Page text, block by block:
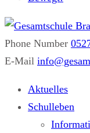
Phone Number
E-Mail
Aktuelles
Schulleben